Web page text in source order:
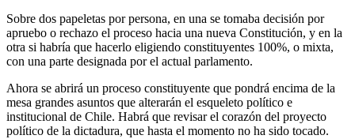
Sobre dos papeletas por persona, en una se tomaba decisión por
apruebo o rechazo el proceso hacia una nueva Constitución, y en la
otra si habría que hacerlo eligiendo constituyentes 100%, o mixta,
con una parte designada por el actual parlamento.
Ahora se abrirá un proceso constituyente que pondrá encima de la
mesa grandes asuntos que alterarán el esqueleto político e
institucional de Chile. Habrá que revisar el corazón del proyecto
político de la dictadura, que hasta el momento no ha sido tocado.